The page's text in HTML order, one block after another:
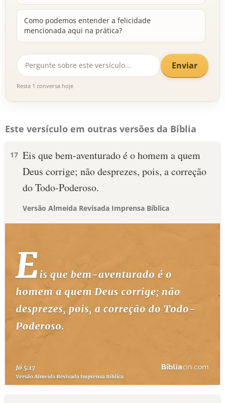
Como podemos entender a felicidade
mencionada aqui na prática?
Enviar
Resta 1 conversa hoje
Este versículo em outras versões da Bíblia
17 Eis que bem-aventurado é o homem a quem
Deus corrige; não desprezes, pois, a correção
do Todo-Poderoso.
Versão Almeida Revisada Imprensa Bíblica